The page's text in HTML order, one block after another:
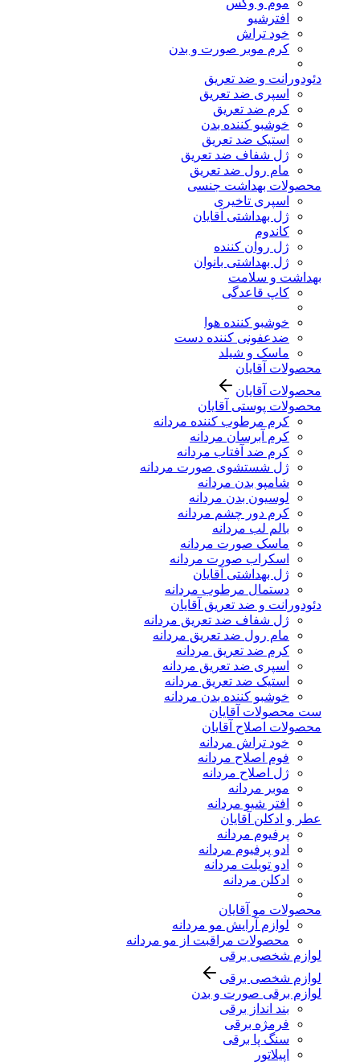
موم و وکس
افترشیو
خود تراش
کرم موبر صورت و بدن
دئودورانت و ضد تعریق
اسپری ضد تعریق
کرم ضد تعریق
خوشبو کننده بدن
استیک ضد تعریق
ژل شفاف ضد تعریق
مام رول ضد تعریق
محصولات بهداشت جنسی
اسپری تاخیری
ژل بهداشتی آقایان
کاندوم
ژل روان کننده
ژل بهداشتی بانوان
بهداشت و سلامت
کاپ قاعدگی
خوشبو کننده هوا
ضدعفونی کننده دست
ماسک و شیلد
محصولات آقایان
محصولات آقایان
محصولات پوستی آقایان
کرم مرطوب کننده مردانه
کرم آبرسان مردانه
کرم ضد آفتاب مردانه
ژل شستشوی صورت مردانه
شامپو بدن مردانه
لوسیون بدن مردانه
کرم دور چشم مردانه
بالم لب مردانه
ماسک صورت مردانه
اسکراب صورت مردانه
ژل بهداشتی آقایان
دستمال مرطوب مردانه
دئودورانت و ضد تعریق آقایان
ژل شفاف ضد تعریق مردانه
مام رول ضد تعریق مردانه
کرم ضد تعریق مردانه
اسپری ضد تعریق مردانه
استیک ضد تعریق مردانه
خوشبو کننده بدن مردانه
ست محصولات آقایان
محصولات اصلاح آقایان
خود تراش مردانه
فوم اصلاح مردانه
ژل اصلاح مردانه
موبر مردانه
افتر شیو مردانه
عطر و ادکلن آقایان
پرفیوم مردانه
ادو پرفیوم مردانه
ادو تویلت مردانه
ادکلن مردانه
محصولات مو آقایان
لوازم آرایش مو مردانه
محصولات مراقبت از مو مردانه
لوازم شخصی برقی
لوازم شخصی برقی
لوازم برقی صورت و بدن
بند انداز برقی
فرمژه برقی
سنگ پا برقی
اپیلاتور